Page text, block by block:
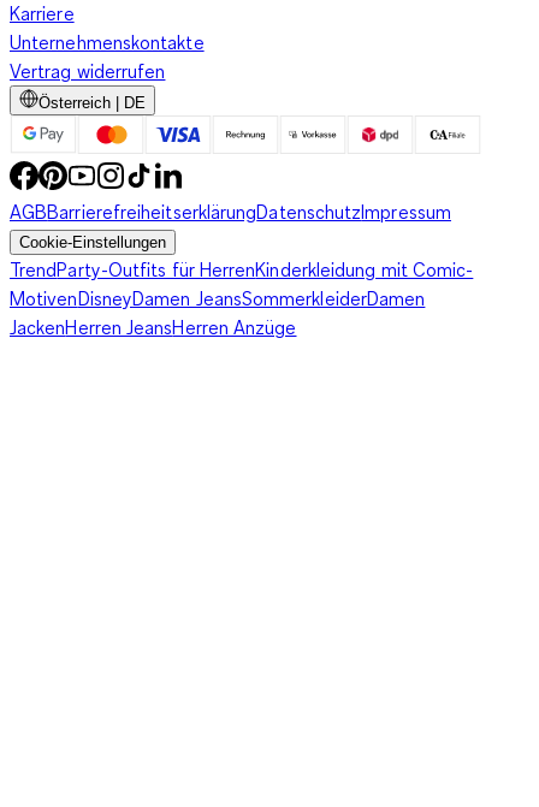
Karriere
Unternehmenskontakte
Vertrag widerrufen
Österreich | DE
AGBBarrierefreiheitserklärungDatenschutzImpressum
Cookie-Einstellungen
TrendParty-Outfits für HerrenKinderkleidung mit Comic-
MotivenDisneyDamen JeansSommerkleiderDamen
JackenHerren JeansHerren Anzüge